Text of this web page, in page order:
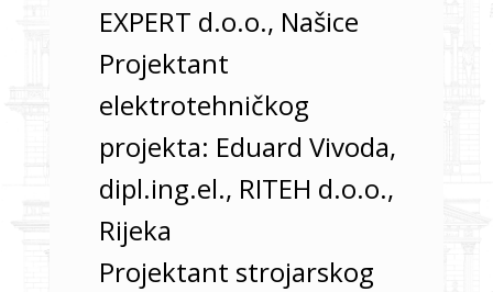
EXPERT d.o.o., Našice
Projektant
elektrotehničkog
projekta: Eduard Vivoda,
dipl.ing.el., RITEH d.o.o.,
Rijeka
Projektant strojarskog